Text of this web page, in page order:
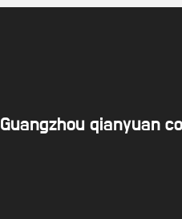
Guangzhou qianyuan